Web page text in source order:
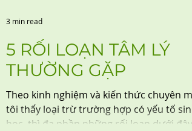
5 RỐI LOẠN TÂM LÝ
THƯỜNG GẶP
Theo kinh nghiệm và kiến thức chuyên
tôi thấy loại trừ trường hợp có yếu tố
học, thì đa phần những rối loạn dưới
3 min read